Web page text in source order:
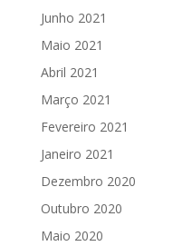
Junho 2021
Maio 2021
Abril 2021
Março 2021
Fevereiro 2021
Janeiro 2021
Dezembro 2020
Outubro 2020
Maio 2020